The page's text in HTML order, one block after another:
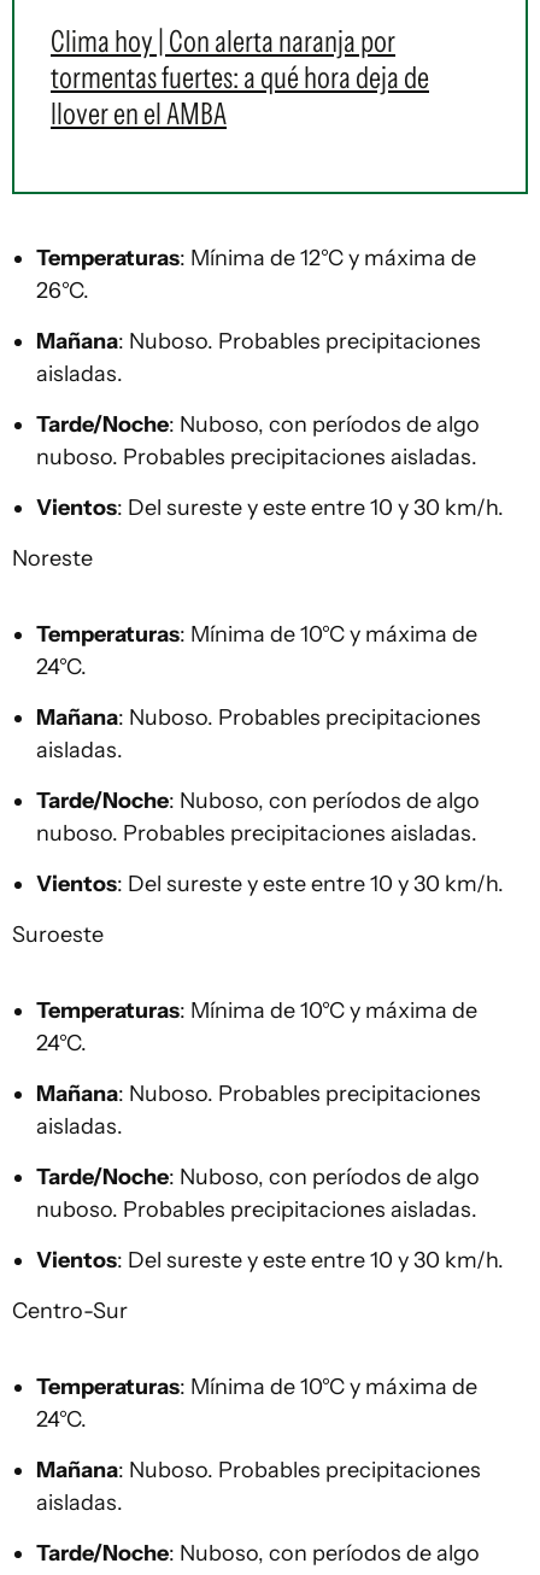
Clima hoy | Con alerta naranja por
tormentas fuertes: a qué hora deja de
llover en el AMBA
Temperaturas: Mínima de 12°C y máxima de
26°C.
Mañana: Nuboso. Probables precipitaciones
aisladas.
Tarde/Noche: Nuboso, con períodos de algo
nuboso. Probables precipitaciones aisladas.
Vientos: Del sureste y este entre 10 y 30 km/h.
Noreste
Temperaturas: Mínima de 10°C y máxima de
24°C.
Mañana: Nuboso. Probables precipitaciones
aisladas.
Tarde/Noche: Nuboso, con períodos de algo
nuboso. Probables precipitaciones aisladas.
Vientos: Del sureste y este entre 10 y 30 km/h.
Suroeste
Temperaturas: Mínima de 10°C y máxima de
24°C.
Mañana: Nuboso. Probables precipitaciones
aisladas.
Tarde/Noche: Nuboso, con períodos de algo
nuboso. Probables precipitaciones aisladas.
Vientos: Del sureste y este entre 10 y 30 km/h.
Centro-Sur
Temperaturas: Mínima de 10°C y máxima de
24°C.
Mañana: Nuboso. Probables precipitaciones
aisladas.
Tarde/Noche: Nuboso, con períodos de algo